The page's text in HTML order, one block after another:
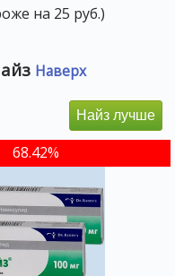
на 25 руб.)
Наверх
Найз лучше
68.42%